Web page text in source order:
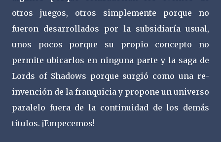
otros juegos, otros simplemente porque no
fueron desarrollados por la subsidiaría usual,
unos pocos porque su propio concepto no
permite ubicarlos en ninguna parte y la saga de
Lords of Shadows porque surgió como una re-
invención de la franquicia y propone un universo
paralelo fuera de la continuidad de los demás
títulos. ¡Empecemos!